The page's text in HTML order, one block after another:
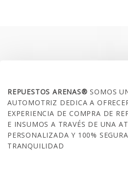
REPUESTOS ARENAS®SOMOS
AUTOMOTRIZ DEDICA A
EXPERIENCIA DE COMPRA DE
E INSUMOS A TRAVÉS DE UNA
PERSONALIZADA Y 100%
TRANQUILIDAD